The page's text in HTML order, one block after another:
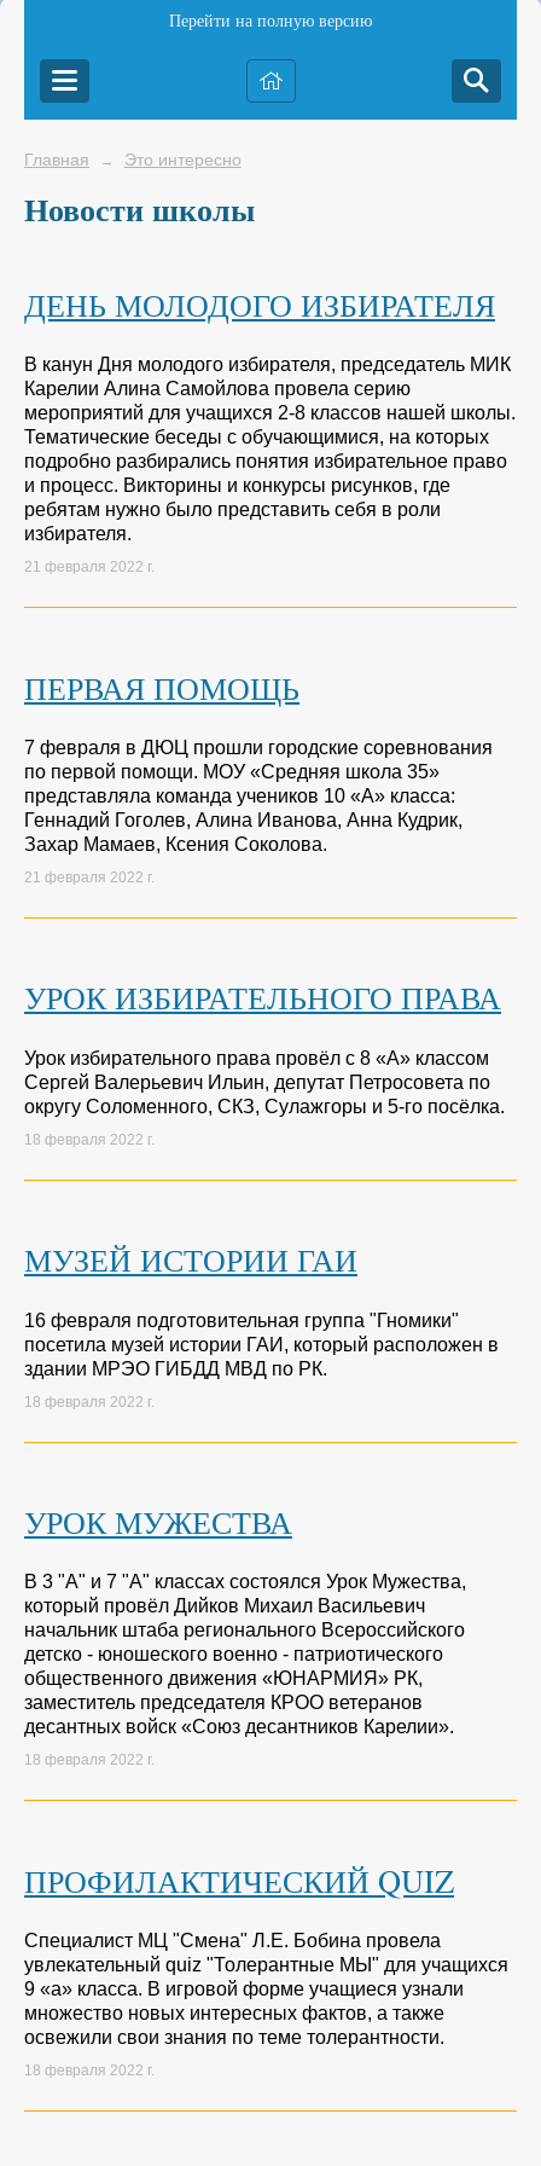
Перейти на полную версию
Главная → Это интересно
Новости школы
ДЕНЬ МОЛОДОГО ИЗБИРАТЕЛЯ
В канун Дня молодого избирателя, председатель МИК
Карелии Алина Самойлова провела серию
мероприятий для учащихся 2-8 классов нашей школы.
Тематические беседы с обучающимися, на которых
подробно разбирались понятия избирательное право
и процесс. Викторины и конкурсы рисунков, где
ребятам нужно было представить себя в роли
избирателя.
21 февраля 2022 г.
ПЕРВАЯ ПОМОЩЬ
7 февраля в ДЮЦ прошли городские соревнования
по первой помощи. МОУ «Средняя школа 35»
представляла команда учеников 10 «А» класса:
Геннадий Гоголев, Алина Иванова, Анна Кудрик,
Захар Мамаев, Ксения Соколова.
21 февраля 2022 г.
УРОК ИЗБИРАТЕЛЬНОГО ПРАВА
Урок избирательного права провёл с 8 «А» классом
Сергей Валерьевич Ильин, депутат Петросовета по
округу Соломенного, СКЗ, Сулажгоры и 5-го посёлка.
18 февраля 2022 г.
МУЗЕЙ ИСТОРИИ ГАИ
16 февраля подготовительная группа "Гномики"
посетила музей истории ГАИ, который расположен в
здании МРЭО ГИБДД МВД по РК.
18 февраля 2022 г.
УРОК МУЖЕСТВА
В 3 "А" и 7 "А" классах состоялся Урок Мужества,
который провёл Дийков Михаил Васильевич
начальник штаба регионального Всероссийского
детско - юношеского военно - патриотического
общественного движения «ЮНАРМИЯ» РК,
заместитель председателя КРОО ветеранов
десантных войск «Союз десантников Карелии».
18 февраля 2022 г.
ПРОФИЛАКТИЧЕСКИЙ QUIZ
Специалист МЦ "Смена" Л.Е. Бобина провела
увлекательный quiz "Толерантные МЫ" для учащихся
9 «а» класса. В игровой форме учащиеся узнали
множество новых интересных фактов, а также
освежили свои знания по теме толерантности.
18 февраля 2022 г.